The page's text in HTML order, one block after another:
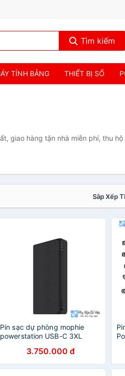
Tìm kiếm
TÍNH BẢNG THIẾT BỊ SỐ
giao hàng tận nhà miễn phí, thu hộ
Sắp Xếp
Pin sạc dự phòng mophie
powerstation USB-C 3XL
PHỐI CHÍNH HÃNG VN, BẢO
HÀNH 2 NĂM]
3.750.000 đ